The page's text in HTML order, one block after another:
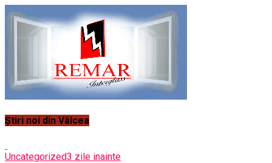
Știri noi din Vâlcea
Uncategorized3 zile inainte